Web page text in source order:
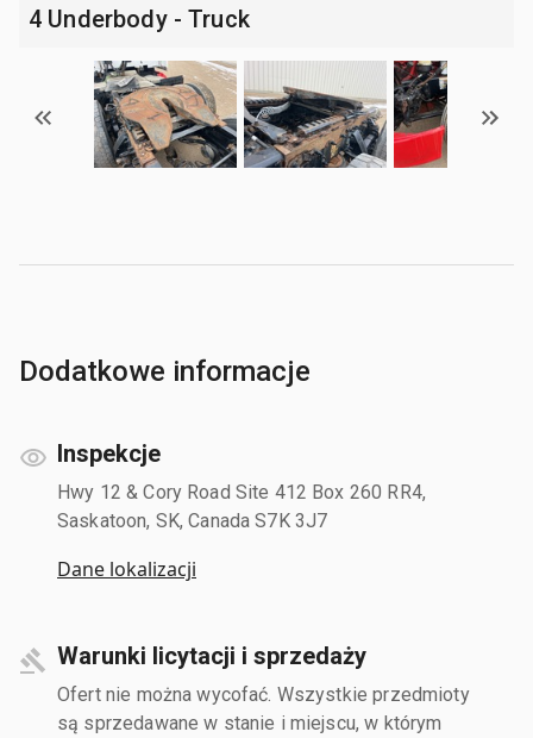
4 Underbody - Truck
Dodatkowe informacje
Inspekcje
Hwy 12 & Cory Road Site 412 Box 260 RR4,
Saskatoon, SK, Canada S7K 3J7
Dane lokalizacji
Warunki licytacji i sprzedaży
Ofert nie można wycofać. Wszystkie przedmioty
są sprzedawane w stanie i miejscu, w którym